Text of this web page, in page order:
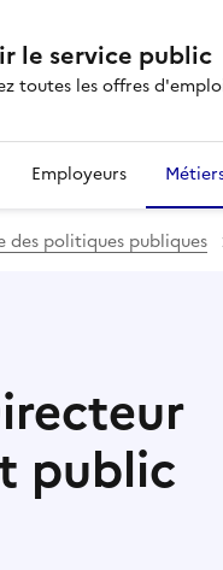
le service public
toutes les offres
Employeurs
politiques publiques
public